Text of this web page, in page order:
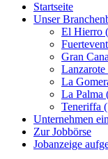
Startseite
Unser
El Hierro
Gran
Lanzarote
La
La Palma
Teneriffa
Unternehmen
Zur Jobbörse
Jobanzeige